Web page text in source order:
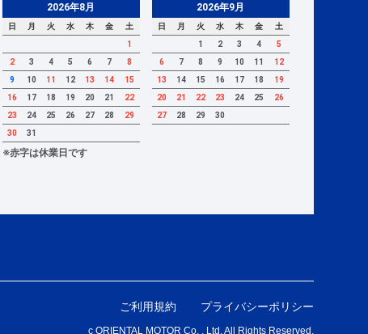
ご利用規約 プライバシーポリシー
c ORIENTAL MOTOR Co. , Ltd. All Rights Reserved.
2026年8月
日 月 火 水 木 金
土
1
2
3 4 5 6 7
8
9
10 11 12 13 14
15
16
17 18 19 20 21
22
23
24 25 26 27 28
29
30
31
2026年9月
日 月 火 水 木 金
土
1
2 3 4
5
6
7 8 9 10 11
12
13
14 15 16 17 18
19
20
21 22 23 24 25
26
27
28 29 30
※赤字は休業日です